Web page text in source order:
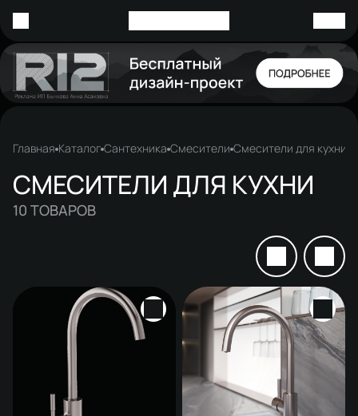
Главная Каталог Сантехника Смесители Смесители для кухни
СМЕСИТЕЛИ ДЛЯ КУХНИ
10 ТОВАРОВ